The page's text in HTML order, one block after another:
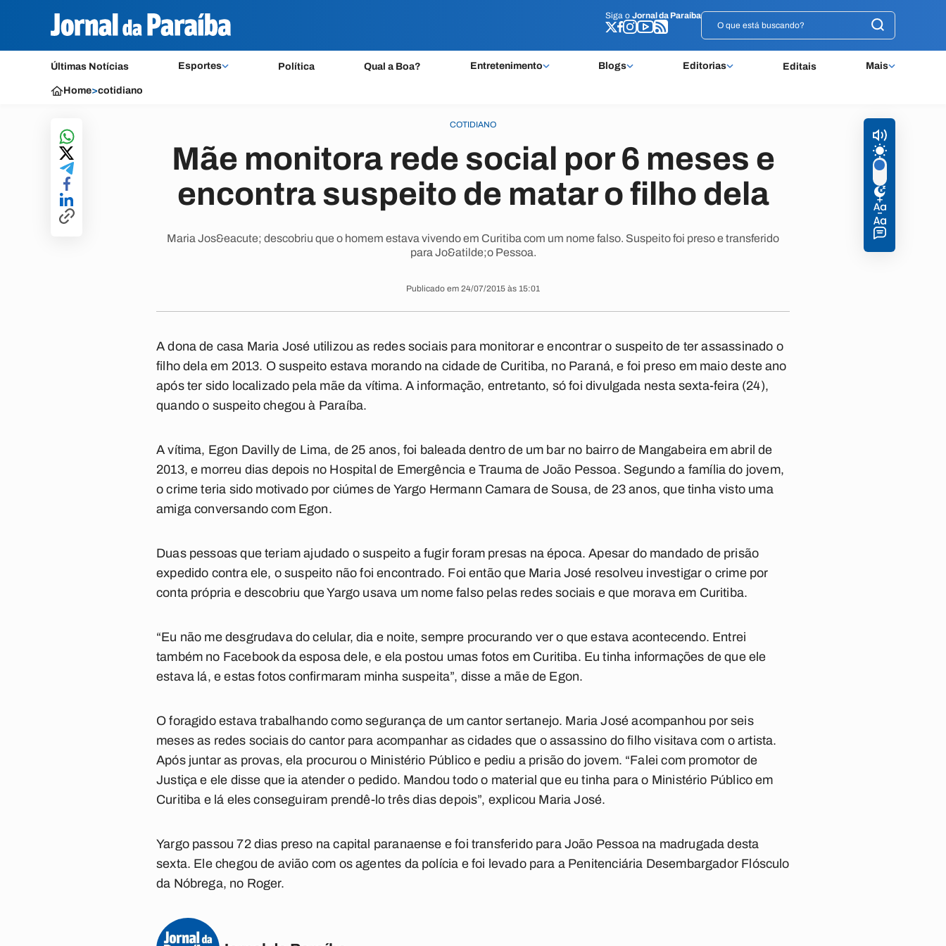
Siga o Jornal da Paraíba
Últimas Notícias Esportes Política Qual a Boa? Entretenimento Blogs Editorias Editais Mais
Siga o Jornal da Paraíba
Home>cotidiano
COTIDIANO
Mãe monitora rede social por 6 meses e
encontra suspeito de matar o filho dela
Maria Jos&eacute; descobriu que o homem estava vivendo em Curitiba com um nome falso. Suspeito foi preso e transferido
para Jo&atilde;o Pessoa.
Publicado em 24/07/2015 às 15:01
A dona de casa Maria José utilizou as redes sociais para monitorar e encontrar o suspeito de ter assassinado o
filho dela em 2013. O suspeito estava morando na cidade de Curitiba, no Paraná, e foi preso em maio deste ano
após ter sido localizado pela mãe da vítima. A informação, entretanto, só foi divulgada nesta sexta-feira (24),
quando o suspeito chegou à Paraíba.
A vítima, Egon Davilly de Lima, de 25 anos, foi baleada dentro de um bar no bairro de Mangabeira em abril de
2013, e morreu dias depois no Hospital de Emergência e Trauma de João Pessoa. Segundo a família do jovem,
o crime teria sido motivado por ciúmes de Yargo Hermann Camara de Sousa, de 23 anos, que tinha visto uma
amiga conversando com Egon.
Duas pessoas que teriam ajudado o suspeito a fugir foram presas na época. Apesar do mandado de prisão
expedido contra ele, o suspeito não foi encontrado. Foi então que Maria José resolveu investigar o crime por
conta própria e descobriu que Yargo usava um nome falso pelas redes sociais e que morava em Curitiba.
“Eu não me desgrudava do celular, dia e noite, sempre procurando ver o que estava acontecendo. Entrei
também no Facebook da esposa dele, e ela postou umas fotos em Curitiba. Eu tinha informações de que ele
estava lá, e estas fotos confirmaram minha suspeita”, disse a mãe de Egon.
O foragido estava trabalhando como segurança de um cantor sertanejo. Maria José acompanhou por seis
meses as redes sociais do cantor para acompanhar as cidades que o assassino do filho visitava com o artista.
Após juntar as provas, ela procurou o Ministério Público e pediu a prisão do jovem. “Falei com promotor de
Justiça e ele disse que ia atender o pedido. Mandou todo o material que eu tinha para o Ministério Público em
Curitiba e lá eles conseguiram prendê-lo três dias depois”, explicou Maria José.
Yargo passou 72 dias preso na capital paranaense e foi transferido para João Pessoa na madrugada desta
sexta. Ele chegou de avião com os agentes da polícia e foi levado para a Penitenciária Desembargador Flósculo
da Nóbrega, no Roger.